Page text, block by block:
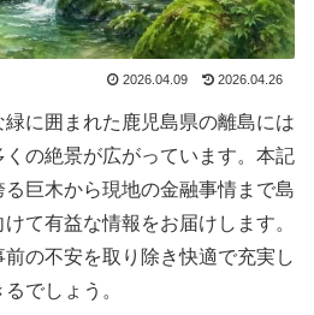
2026.04.09 2026.04.26
に囲まれた鹿児島県の離島には
の絶景が広がっています。本記
巨木から現地の金融事情まで島
て有益な情報をお届けします。
の不安を取り除き快適で充実し
でしょう。